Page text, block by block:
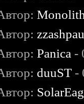
Panica -
duuST -